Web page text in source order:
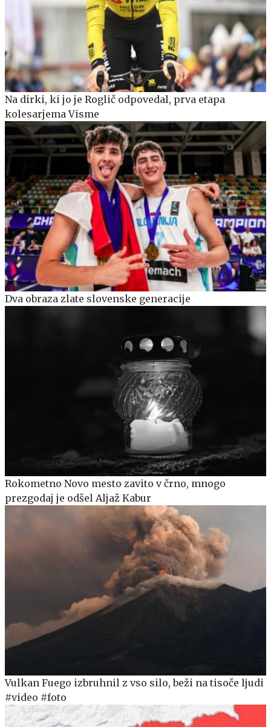
Na dirki, ki jo je Roglič odpovedal, prva etapa
kolesarjema Visme
Dva obraza zlate slovenske generacije
Rokometno Novo mesto zavito v črno, mnogo
prezgodaj je odšel Aljaž Kabur
Vulkan Fuego izbruhnil z vso silo, beži na tisoče ljudi
#video #foto